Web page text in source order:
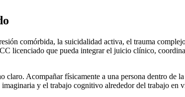
comórbida, la suicidalidad activa, el trauma
licenciado que pueda integrar el juicio clínico,
claro. Acompañar físicamente a una persona dentro
y el trabajo cognitivo alrededor del trabajo en